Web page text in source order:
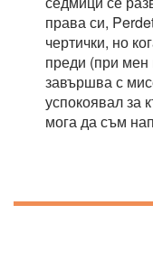
права си,
чертички, но
преди (при мен
завършва с
успокоявал за
мога да съм